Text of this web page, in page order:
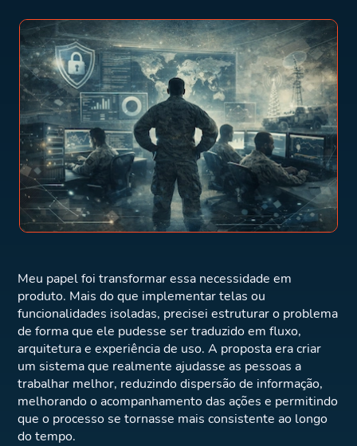
Meu papel foi transformar essa necessidade em
produto. Mais do que implementar telas ou
funcionalidades isoladas, precisei estruturar o problema
de forma que ele pudesse ser traduzido em fluxo,
arquitetura e experiência de uso. A proposta era criar
um sistema que realmente ajudasse as pessoas a
trabalhar melhor, reduzindo dispersão de informação,
melhorando o acompanhamento das ações e permitindo
que o processo se tornasse mais consistente ao longo
do tempo.